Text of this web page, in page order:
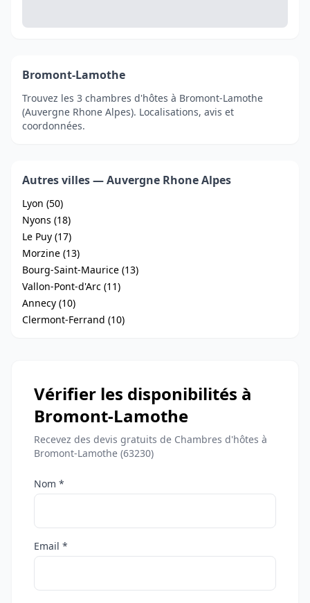
Bromont-Lamothe
Trouvez les 3 chambres d'hôtes à Bromont-Lamothe
(Auvergne Rhone Alpes). Localisations, avis et
coordonnées.
Autres villes — Auvergne Rhone Alpes
Lyon (50)
Nyons (18)
Le Puy (17)
Morzine (13)
Bourg-Saint-Maurice (13)
Vallon-Pont-d'Arc (11)
Annecy (10)
Clermont-Ferrand (10)
Vérifier les disponibilités à
Bromont-Lamothe
Recevez des devis gratuits de Chambres d'hôtes à
Bromont-Lamothe (63230)
Nom *
Email *